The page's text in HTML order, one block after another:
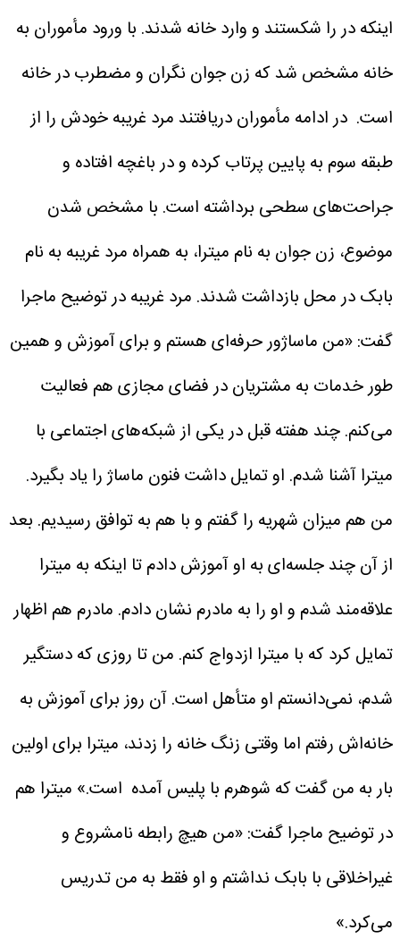
اینکه در را شکستند و وارد خانه شدند. با ورود مأموران به
خانه مشخص شد که زن جوان نگران و مضطرب در خانه
است. در ادامه مأموران دریافتند مرد غریبه خودش را از
طبقه سوم به پایین پرتاب کرده و در باغچه افتاده و
جراحت‌های سطحی برداشته است. با مشخص شدن
موضوع، زن جوان به نام میترا، به همراه مرد غریبه به نام
بابک در محل بازداشت شدند. مرد غریبه در توضیح ماجرا
گفت: «من ماساژور حرفه‌ای هستم و برای آموزش و همین
طور خدمات به مشتریان در فضای مجازی هم فعالیت
می‌کنم. چند هفته قبل در یکی از شبکه‌های اجتماعی با
میترا آشنا شدم. او تمایل داشت فنون ماساژ را یاد بگیرد.
من هم میزان شهریه را گفتم و با هم به توافق رسیدیم. بعد
از آن چند جلسه‌ای به او آموزش دادم تا اینکه به میترا
علاقه‌مند شدم و او را به مادرم نشان دادم. مادرم هم اظهار
تمایل کرد که با میترا ازدواج کنم. من تا روزی که دستگیر
شدم، نمی‌دانستم او متأهل است. آن روز برای آموزش به
خانه‌اش رفتم اما وقتی زنگ خانه را زدند، میترا برای اولین
بار به من گفت که شوهرم با پلیس آمده است.» میترا هم
در توضیح ماجرا گفت: «من هیچ رابطه نامشروع و
غیراخلاقی با بابک نداشتم و او فقط به من تدریس
می‌کرد.»